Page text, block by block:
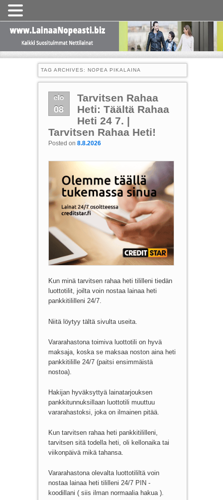
TAG ARCHIVES: NOPEA PIKALAINA
elo
08
Tarvitsen Rahaa
Heti: Täältä Rahaa
Heti 24 7. |
Tarvitsen Rahaa Heti!
Posted on 8.8.2026
Kun minä tarvitsen rahaa heti tililleni tiedän
luottotilit, joilta voin nostaa lainaa heti
pankkitililleni 24/7.
Niitä löytyy tältä sivulta useita.
Vararahastona toimiva luottotili on hyvä
maksaja, koska se maksaa noston aina heti
pankkitilille 24/7 (paitsi ensimmäistä
nostoa).
Hakijan hyväksyttyä lainatarjouksen
pankkitunnuksillaan luottotili muuttuu
vararahastoksi, joka on ilmainen pitää.
Kun tarvitsen rahaa heti pankkitililleni,
tarvitsen sitä todella heti, oli kellonaika tai
viikonpäivä mikä tahansa.
Vararahastona olevalta luottotililtä voin
nostaa lainaa heti tililleni 24/7 PIN -
koodillani ( siis ilman normaalia hakua ).